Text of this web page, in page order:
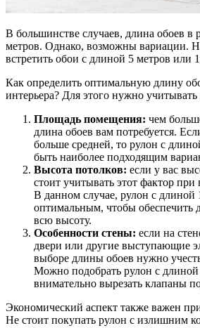
В большинстве случаев, длина обоев в
метров. Однако, возможны вариации.
встретить обои с длиной 5 метров или
Как определить оптимальную длину
интерьера? Для этого нужно учитывать
Площадь помещения: чем
длина обоев вам потребуется.
больше средней, то рулон с
быть наиболее подходящим
Высота потолков: если у вас
стоит учитывать этот фактор
В данном случае, рулон с длиной
оптимальным, чтобы обеспечить
всю высоту.
Особенности стены: если на
двери или другие выступающие
выборе длины обоев нужно
Можно подобрать рулон с длиной
внимательно вырезать клапаны
Экономический аспект также важен
Не стоит покупать рулон с излишним